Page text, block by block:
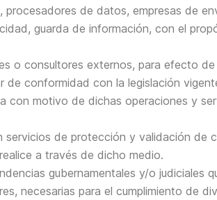
de datos, empresas de
guarda de información, con el
o consultores externos, para efecto
de conformidad con la legislación
con motivo de dichas operaciones y
servicios de protección y validación de
a través de dicho medio.
gubernamentales y/o judiciales
necesarias para el cumplimiento de